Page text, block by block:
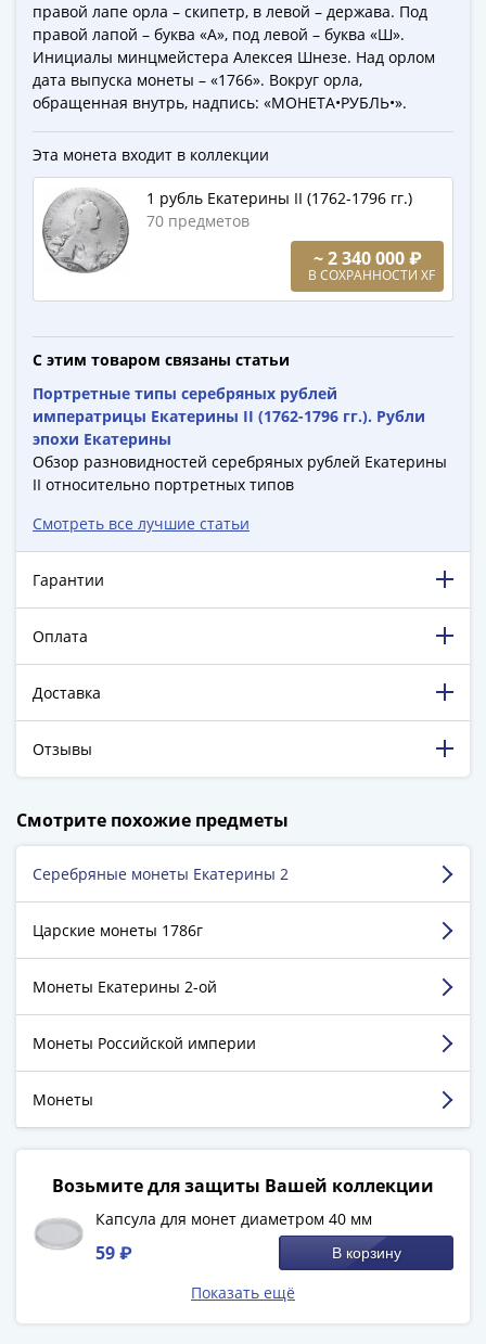
коллекции
Монеты
СССР
РСФСР
РСФСР
(1921-
ГКЧП
(1961
1991)
Юбилейные
памятные
Наборы
коллекции
империи
(1894-
1917)
Александр
(1881-
Александр
(1854-
1881)
Николай
(1826-
1855)
Александр
(1801-
(1796-
правой лапе орла – скипетр, в левой – держава. Под
правой лапой – буква «А», под левой – буква «Ш».
Инициалы минцмейстера Алексея Шнезе. Над орлом
дата выпуска монеты – «1766». Вокруг орла,
обращенная внутрь, надпись: «МОНЕТА•РУБЛЬ•».
Эта монета входит в коллекции
1 рубль Екатерины II (1762-1796 гг.)
70 предметов
~ 2 340 000 ₽
В СОХРАННОСТИ XF
С этим товаром связаны статьи
Портретные типы серебряных рублей
императрицы Екатерины II (1762-1796 гг.). Рубли
эпохи Екатерины
Обзор разновидностей серебряных рублей Екатерины
II относительно портретных типов
Смотреть все лучшие статьи
Гарантии
Оплата
Доставка
Отзывы
5 129 пятизвёздочных отзывов на Яндекс.Маркете.
Косинов Юрий
г. Лиски
Достоинства:магазин отличный, всем доволен,
заказ пришёл вовремя
Недостатки:недостатка нет вообще
Комментарий:всем рекомендую
Смотрите похожие предметы
Монеты
Монеты Российской империи
Монеты Екатерины 2-ой
Царские монеты 1786г
Серебряные монеты Екатерины 2
Возьмите для защиты Вашей коллекции
Капсула для монет диаметром 40 мм
59 ₽ В корзину
Показать ещё